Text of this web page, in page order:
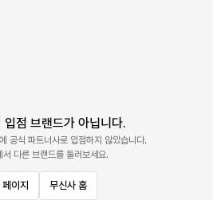
입점 브랜드가 아닙니다.
공식 파트너사로 입점하지 않았습니다.
서 다른 브랜드를 둘러보세요.
이지 무신사 홈